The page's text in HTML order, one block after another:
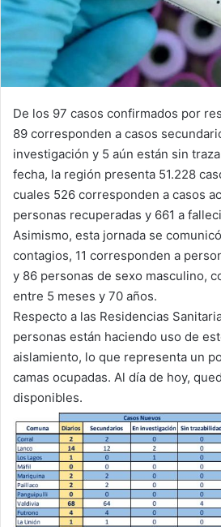
De los 97 casos confirmados por
89 corresponden a casos
investigación y 5 aún están sin
fecha, la región presenta 51.228
cuales 526 corresponden a casos
personas recuperadas y 661 a
Asimismo, esta jornada se
contagios, 11 corresponden a
y 86 personas de sexo masculino,
entre 5 meses y 70 años.
Respecto a las Residencias
personas están haciendo uso de
aislamiento, lo que representa un
camas ocupadas. Al día de hoy,
disponibles.